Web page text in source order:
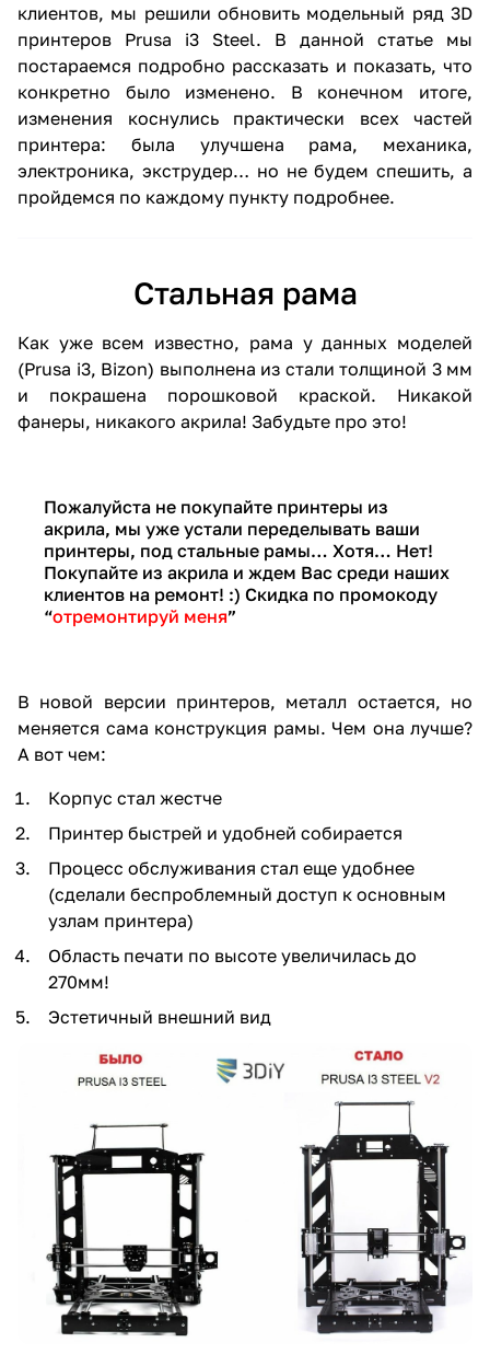
клиентов, мы решили обновить модельный ряд 3D
принтеров Prusa i3 Steel. В данной статье мы
постараемся подробно рассказать и показать, что
конкретно было изменено. В конечном итоге,
изменения коснулись практически всех частей
принтера: была улучшена рама, механика,
электроника, экструдер… но не будем спешить, а
пройдемся по каждому пункту подробнее.
Стальная рама
Как уже всем известно, рама у данных моделей
(Prusa i3, Bizon) выполнена из стали толщиной 3 мм
и покрашена порошковой краской. Никакой
фанеры, никакого акрила! Забудьте про это!
Пожалуйста не покупайте принтеры из
акрила, мы уже устали переделывать ваши
принтеры, под стальные рамы… Хотя… Нет!
Покупайте из акрила и ждем Вас среди наших
клиентов на ремонт! :) Скидка по промокоду
“отремонтируй меня”
В новой версии принтеров, металл остается, но
меняется сама конструкция рамы. Чем она лучше?
А вот чем:
Корпус стал жестче
Принтер быстрей и удобней собирается
Процесс обслуживания стал еще удобнее
(сделали беспроблемный доступ к основным
узлам принтера)
Область печати по высоте увеличилась до
270мм!
Эстетичный внешний вид